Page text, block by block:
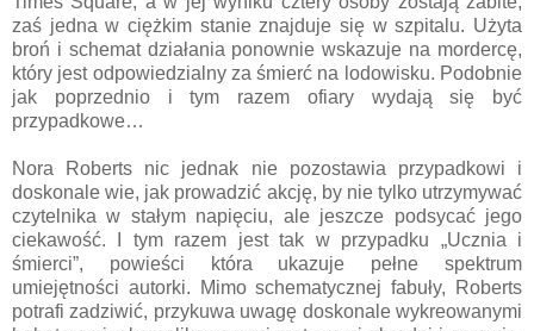
zaś jedna w ciężkim stanie znajduje się w szpitalu. Użyta
broń i schemat działania ponownie wskazuje na mordercę,
który jest odpowiedzialny za śmierć na lodowisku. Podobnie
jak poprzednio i tym razem ofiary wydają się być
przypadkowe…
Nora Roberts nic jednak nie pozostawia przypadkowi i
doskonale wie, jak prowadzić akcję, by nie tylko utrzymywać
czytelnika w stałym napięciu, ale jeszcze podsycać jego
ciekawość. I tym razem jest tak w przypadku „Ucznia i
śmierci”, powieści która ukazuje pełne spektrum
umiejętności autorki. Mimo schematycznej fabuły, Roberts
potrafi zadziwić, przykuwa uwagę doskonale wykreowanymi